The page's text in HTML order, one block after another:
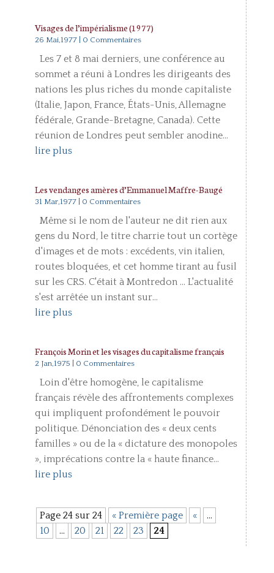
Visages de l’impérialisme (1977)
26 Mai,1977| 0 Commentaires
Les 7 et 8 mai derniers, une conférence au
sommet a réuni à Londres les dirigeants des
nations les plus riches du monde capitaliste
(Italie, Japon, France, États-Unis, Allemagne
fédérale, Grande-Bretagne, Canada). Cette
réunion de Londres peut sembler anodine...
lire plus
Les vendanges amères d’Emmanuel Maffre-Baugé
31 Mar,1977| 0 Commentaires
Même si le nom de l'auteur ne dit rien aux
gens du Nord, le titre charrie tout un cortège
d'images et de mots : excédents, vin italien,
routes bloquées, et cet homme tirant au fusil
sur les CRS. C'était à Montredon ... L'actualité
s'est arrêtée un instant sur...
lire plus
François Morin et les visages du capitalisme français
2 Jan,1975 | 0 Commentaires
Loin d'être homogène, le capitalisme
français révèle des affrontements complexes
qui impliquent profondément le pouvoir
politique. Dénonciation des « deux cents
familles » ou de la « dictature des monopoles
», imprécations contre la « haute finance...
lire plus
Page 24 sur 24 « Première page «
…
10
… 20 21 22 23 24